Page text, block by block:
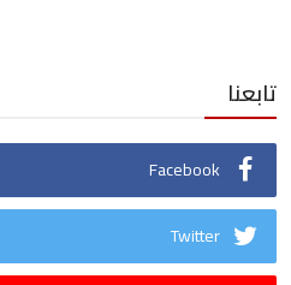
تابعنا
Facebook
Twitter